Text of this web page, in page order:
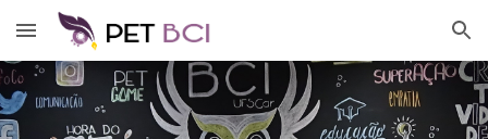
Skip to main content Skip to navigation